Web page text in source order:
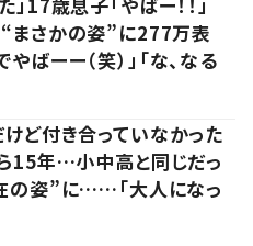
まさかの姿”に277万表
ばーー（笑）」「な、なる
けど付き合っていなかった
15年…小中高と同じだっ
の姿”に……「大人になっ